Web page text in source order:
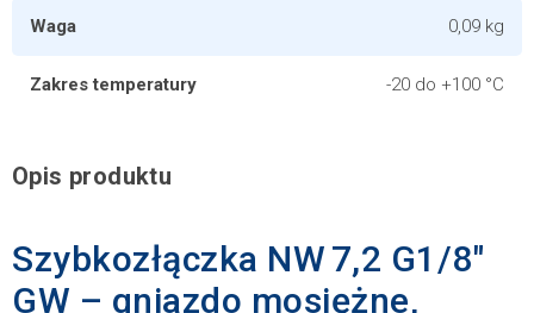
Waga 0,09 kg
Zakres temperatury -20 do +100 °C
Opis produktu
Szybkozłączka NW 7,2 G1/8"
GW – gniazdo mosiężne,